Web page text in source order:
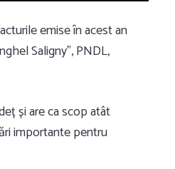
emise în acest an
Saligny”, PNDL,
și are ca scop atât
importante pentru